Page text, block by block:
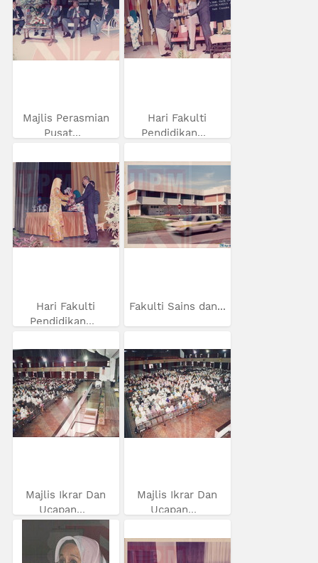
Majlis Perasmian
Pusat...
Hari Fakulti
Pendidikan...
Hari Fakulti
Pendidikan...
Fakulti Sains dan...
Majlis Ikrar Dan
Ucapan...
Majlis Ikrar Dan
Ucapan...